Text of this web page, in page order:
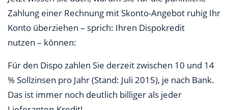
Zahlung einer Rechnung mit Skonto-Angebot ruhig Ihr
Konto überziehen – sprich: Ihren Dispokredit
nutzen – können:
Für den Dispo zahlen Sie derzeit zwischen 10 und 14
% Sollzinsen pro Jahr (Stand: Juli 2015), je nach Bank.
Das ist immer noch deutlich billiger als jeder